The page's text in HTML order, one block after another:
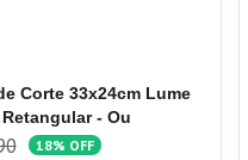
Corte 33x24cm Lume
- Ou
18% OFF